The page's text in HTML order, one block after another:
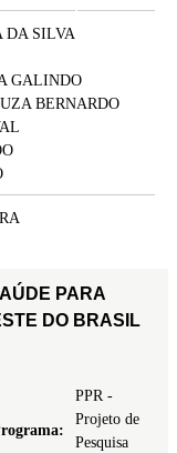
DA SILVA
GALINDO
BERNARDO
PARA
DO BRASIL
PPR -
Projeto de
Pesquisa